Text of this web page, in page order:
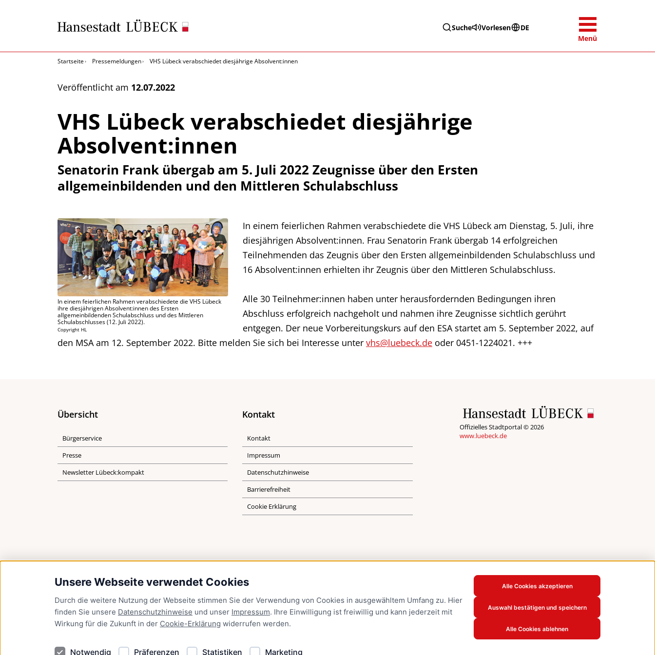
Unsere Webseite verwendet Cookies
Durch die weitere Nutzung der Webseite stimmen Sie der Verwendung von Cookies in ausgewähltem Umfang zu. Hier
finden Sie unsere Datenschutzhinweise und unser Impressum. Ihre Einwilligung ist freiwillig und kann jederzeit mit
Wirkung für die Zukunft in der Cookie-Erklärung widerrufen werden.
Notwendig Präferenzen Statistiken Marketing
Alle Cookies akzeptieren
Auswahl bestätigen und speichern
Alle Cookies ablehnen
Suche Vorlesen
DE
Menü
Startseite Pressemeldungen VHS Lübeck verabschiedet diesjährige Absolvent:innen
Veröffentlicht am 12.07.2022
VHS Lübeck verabschiedet diesjährige
Absolvent:innen
Senatorin Frank übergab am 5. Juli 2022 Zeugnisse über den Ersten
allgemeinbildenden und den Mittleren Schulabschluss
In einem feierlichen Rahmen verabschiedete die VHS Lübeck
ihre diesjährigen Absolvent:innen des Ersten
allgemeinbildenden Schulabschluss und des Mittleren
Schulabschlusses (12. Juli 2022).
Copyright HL
In einem feierlichen Rahmen verabschiedete die VHS Lübeck am Dienstag, 5. Juli, ihre
diesjährigen Absolvent:innen. Frau Senatorin Frank übergab 14 erfolgreichen
Teilnehmenden das Zeugnis über den Ersten allgemeinbildenden Schulabschluss und
16 Absolvent:innen erhielten ihr Zeugnis über den Mittleren Schulabschluss.
Alle 30 Teilnehmer:innen haben unter herausfordernden Bedingungen ihren
Abschluss erfolgreich nachgeholt und nahmen ihre Zeugnisse sichtlich gerührt
entgegen. Der neue Vorbereitungskurs auf den ESA startet am 5. September 2022, auf
den MSA am 12. September 2022. Bitte melden Sie sich bei Interesse unter vhs@luebeck.de oder 0451-1224021. +++
Übersicht
Bürgerservice
Presse
Newsletter Lübeck:kompakt
Kontakt
Kontakt
Impressum
Datenschutzhinweise
Barrierefreiheit
Cookie Erklärung
Offizielles Stadtportal © 2026
www.luebeck.de